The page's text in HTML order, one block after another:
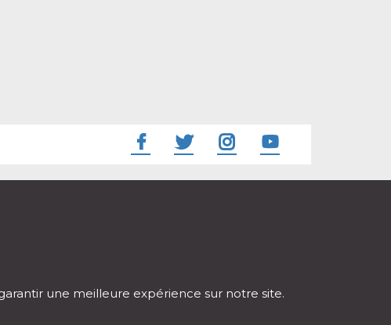
une meilleure expérience sur notre site.